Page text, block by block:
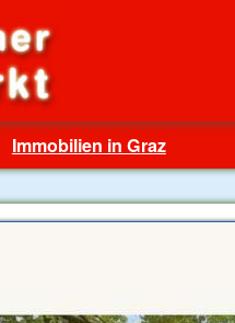
Immobilien in Graz